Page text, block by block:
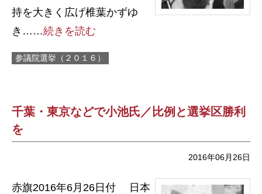
持を大きく広げ椎葉かずゆ
き……続きを読む
参議院選挙（２０１６）
千葉・東京などで小池氏／比例と選挙区勝利
を
2016年06月26日
赤旗2016年6月26日付 日本